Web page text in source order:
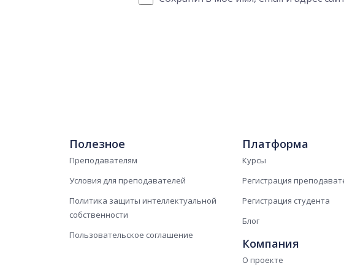
Полезное
Преподавателям
Условия для преподавателей
Политика защиты интеллектуальной
собственности
Пользовательское соглашение
Платформа
Курсы
Регистрация
Регистрация студента
Блог
Компания
О проекте